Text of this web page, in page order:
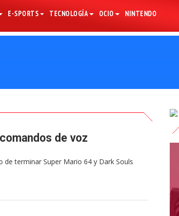
E-SPORTS TECNOLOGÍA OCIO NINTENDO
de voz
terminar Super Mario 64 y Dark Souls